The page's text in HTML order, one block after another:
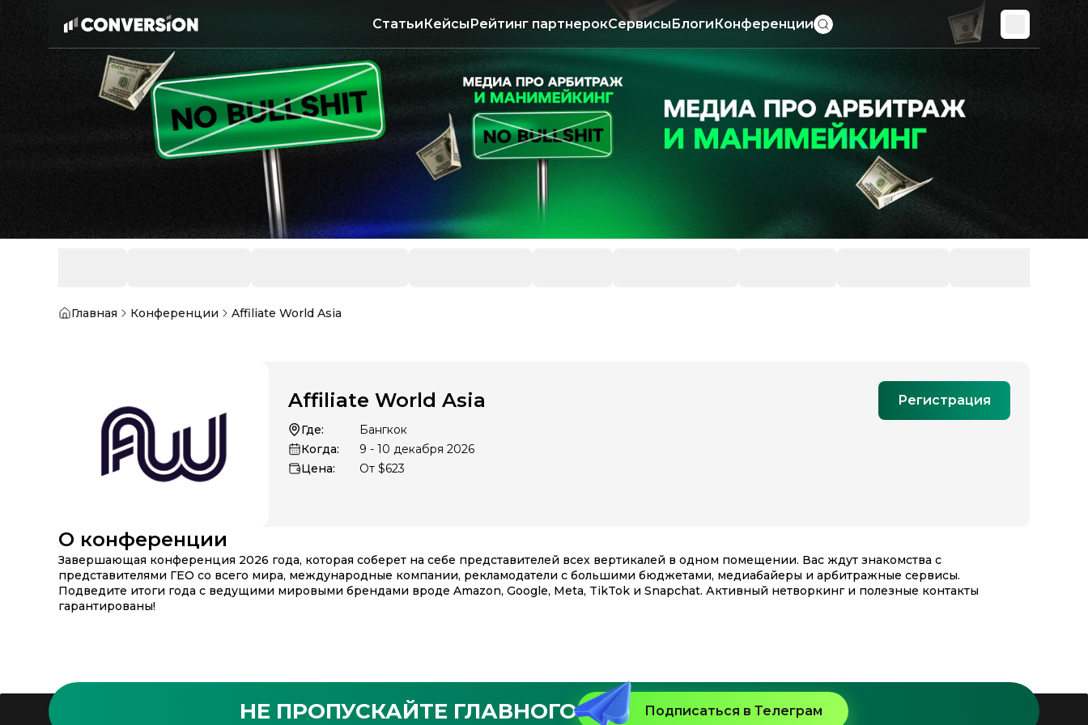
СтатьиКейсыРейтинг партнерокСервисыБлогиКонференции
Главная Конференции Affiliate World Asia
Affiliate World Asia Регистрация
Где:
Бангкок
Когда:
9 - 10 декабря 2026
Цена:
От $623
О конференции
Завершающая конференция 2026 года, которая соберет на себе представителей всех вертикалей в одном помещении. Вас ждут знакомства с
представителями ГЕО со всего мира, международные компании, рекламодатели с большими бюджетами, медиабайеры и арбитражные сервисы.
Подведите итоги года с ведущими мировыми брендами вроде Amazon, Google, Meta, TikTok и Snapchat. Активный нетворкинг и полезные контакты
гарантированы!
НЕ ПРОПУСКАЙТЕ ГЛАВНОГО Подписаться в Телеграм